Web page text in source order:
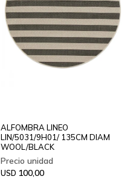
ALFOMBRA LINEO
LIN/5031/9H01/ 135CM DIAM
WOOL/BLACK
USD 100,00